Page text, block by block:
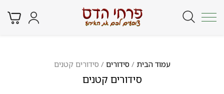
עמוד הבית / סידורים / סידורים קטנים
סידורים קטנים